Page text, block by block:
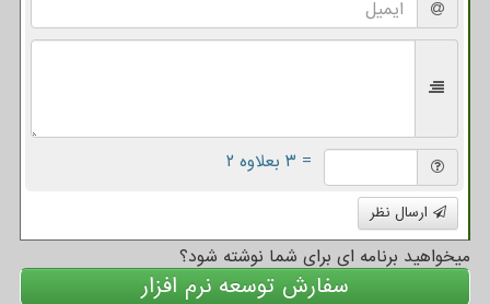
= ۳ بعلاوه ۲
ارسال نظر
میخواهید برنامه ای برای شما نوشته شود؟
سفارش توسعه نرم افزار